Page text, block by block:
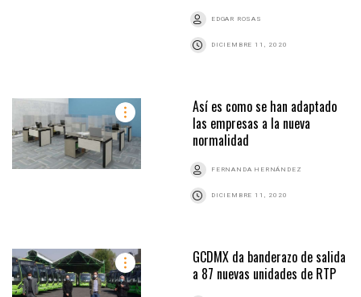
EDGAR ROSAS
DICIEMBRE 11, 2020
Así es como se han adaptado
las empresas a la nueva
normalidad
FERNANDA HERNÁNDEZ
DICIEMBRE 11, 2020
GCDMX da banderazo de salida
a 87 nuevas unidades de RTP